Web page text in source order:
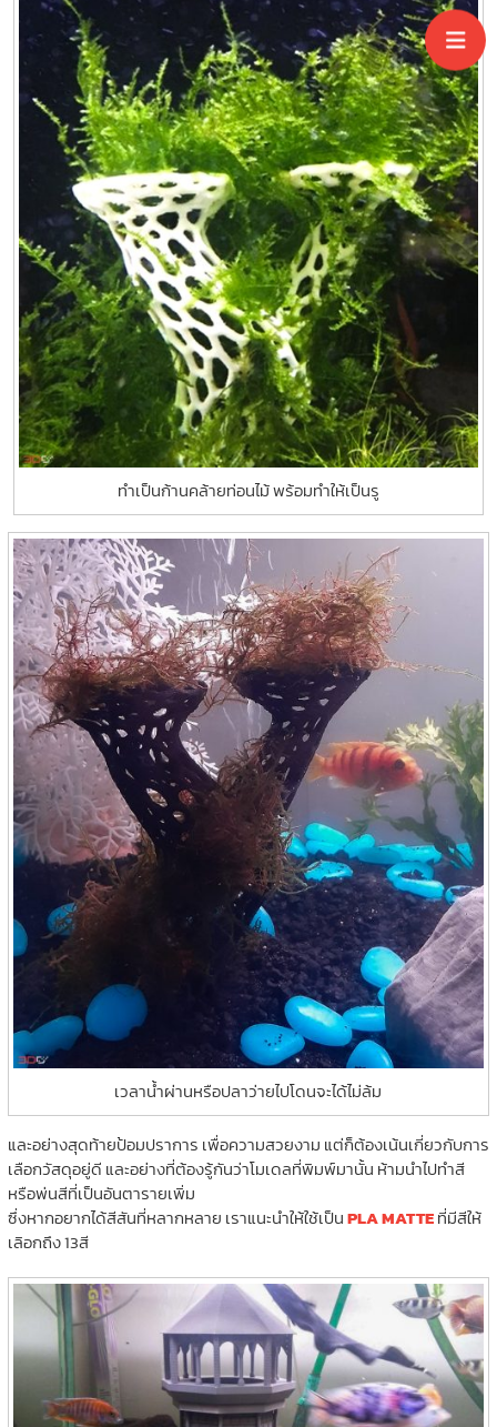
ทำเป็นก้านคล้ายท่อนไม้ พร้อมทำให้เป็นรู
เวลาน้ำผ่านหรือปลาว่ายไปโดนจะได้ไม่ล้ม
และอย่างสุดท้ายป้อมปราการ เพื่อความสวยงาม แต่ก็ต้องเน้นเกี่ยวกับการ
เลือกวัสดุอยู่ดี และอย่างที่ต้องรู้กันว่าโมเดลที่พิมพ์มานั้น ห้ามนำไปทำสี
หรือพ่นสีที่เป็นอันตารายเพิ่ม
ซึ่งหากอยากได้สีสันที่หลากหลาย เราแนะนำให้ใช้เป็นPLA MATTEที่มีสีให้
เลิอกถึง 13สี